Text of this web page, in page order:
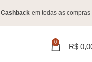
Cashback em todas as compras
0 R$